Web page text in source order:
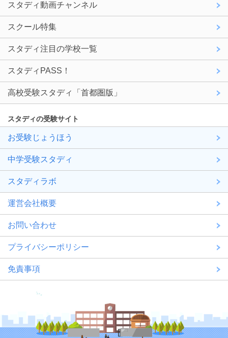
スタディ動画チャンネル
スクール特集
スタディ注目の学校一覧
スタディPASS！
高校受験スタディ「首都圏版」
スタディの受験サイト
お受験じょうほう
中学受験スタディ
スタディラボ
運営会社概要
お問い合わせ
プライバシーポリシー
免責事項